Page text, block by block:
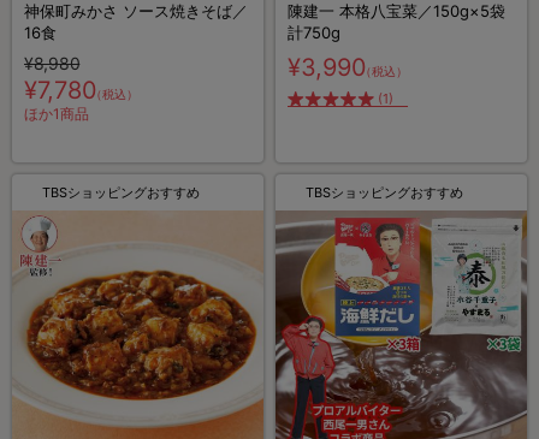
神保町みかさ ソース焼きそば／
16食
¥8,980
¥7,780（税込）
ほか1商品
陳建一 本格八宝菜／150g×5袋
計750g
¥3,990（税込）
(1)
TBSショッピングおすすめ TBSショッピングおすすめ